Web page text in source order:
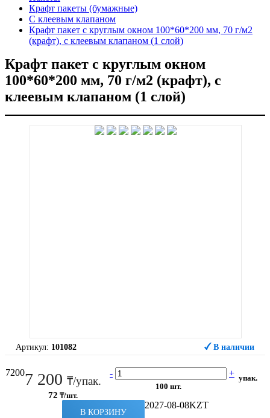
Крафт пакеты (бумажные)
С клеевым клапаном
Крафт пакет с круглым окном 100*60*200 мм, 70 г/м2
(крафт), с клеевым клапаном (1 слой)
Крафт пакет с круглым окном
100*60*200 мм, 70 г/м2 (крафт), с
клеевым клапаном (1 слой)
Артикул: 101082 В наличии
72007 200 ₸/упак.
72 ₸/шт.
- +
100 шт.
упак.
В КОРЗИНУ
2027-08-08KZT